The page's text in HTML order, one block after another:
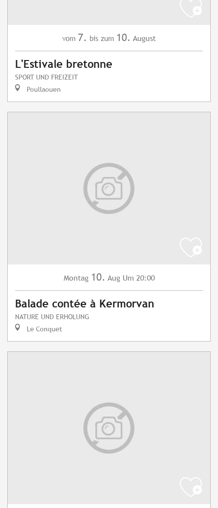
vom 7. bis zum 10. August
L'Estivale bretonne
SPORT UND FREIZEIT
Poullaouen
Montag 10. Aug Um 20:00
Balade contée à Kermorvan
NATURE UND ERHOLUNG
Le Conquet